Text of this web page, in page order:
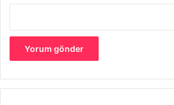
vardır. Bu nedenle, Kova burcu
daha dikkatli olmalıdır.
Kova burcu